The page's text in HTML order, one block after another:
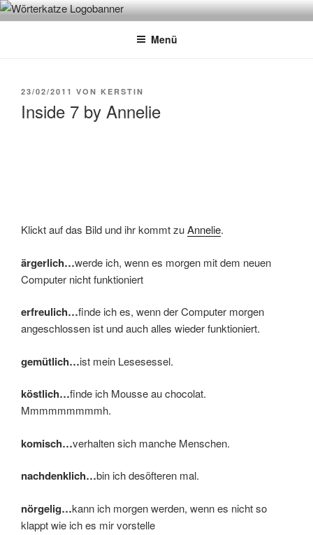
Zum
InhaltWÖRTERKATZE
Von Büchern erzählen
Menü
VERÖFFENTLICHT
23/02/2011 VON KERSTIN
Inside 7 by Annelie
Klickt auf das Bild und ihr kommt zuAnnelie.
ärgerlich…werde ich, wenn es morgen mit dem neuen
Computer nicht funktioniert
erfreulich…finde ich es, wenn der Computer morgen
angeschlossen ist und auch alles wieder funktioniert.
gemütlich…ist mein Lesesessel.
köstlich…finde ich Mousse au chocolat.
Mmmmmmmmmh.
komisch…verhalten sich manche Menschen.
nachdenklich…bin ich desöfteren mal.
nörgelig…kann ich morgen werden, wenn es nicht so
klappt wie ich es mir vorstelle